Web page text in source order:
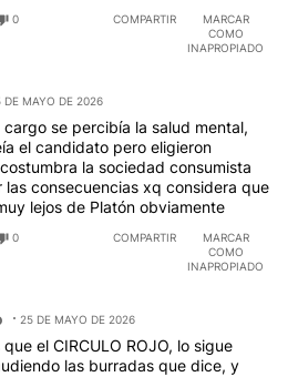
0 COMPARTIR
MARCAR
COMO
INAPROPIADO
DE MAYO DE 2026
cargo se percibía la salud mental,
el candidato pero eligieron
la sociedad consumista
las consecuencias xq considera que
lejos de Platón obviamente
0 COMPARTIR
MARCAR
COMO
INAPROPIADO
25 DE MAYO DE 2026
el CIRCULO ROJO, lo sigue
las burradas que dice, y